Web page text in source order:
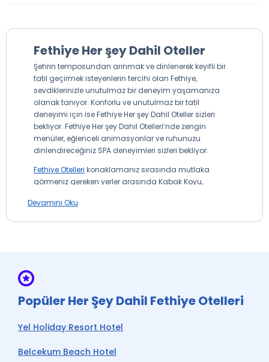
Fethiye Her şey Dahil Oteller
Şehrin temposundan arınmak ve dinlenerek keyifli bir
tatil geçirmek isteyenlerin tercihi olan Fethiye,
sevdiklerinizle unutulmaz bir deneyim yaşamanıza
olanak tanıyor. Konforlu ve unutulmaz bir tatil
deneyimi için ise Fethiye Her şey Dahil Oteller sizleri
bekliyor. Fethiye Her şey Dahil Otelleri’nde zengin
menüler, eğlenceli animasyonlar ve ruhunuzu
dinlendireceğiniz SPA deneyimleri sizleri bekliyor.
Fethiye Otelleri konaklamanız sırasında mutlaka
görmeniz gereken yerler arasında Kabak Koyu,
Çalış Plajı, Karaot Plajı yer alıyor. Fethiye Otelleri ile
Fiyatları
Fethiye her şey dahil oteller uygun fiyatlar sayesinde
seçenekler sunuyor. TatilBudur ile gerçekleştireceğiniz
Devamını Oku
Popüler Her Şey Dahil Fethiye Otelleri
Yel Holiday Resort Hotel
Belcekum Beach Hotel